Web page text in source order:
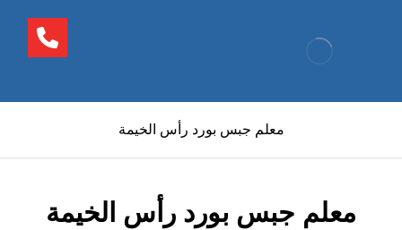
معلم جبس بورد رأس الخيمة
معلم جبس بورد رأس الخيمة